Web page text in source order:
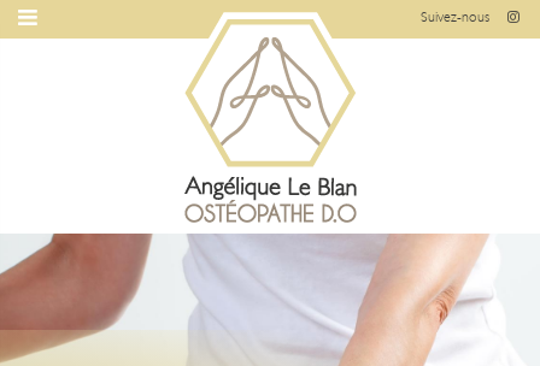
Suivez-nous